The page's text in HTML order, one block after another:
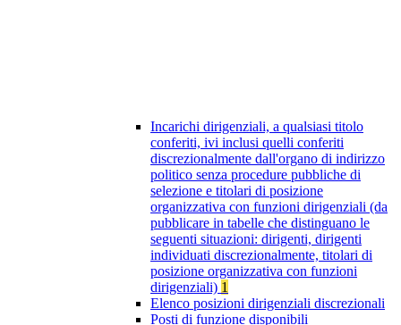
Incarichi dirigenziali, a qualsiasi titolo
conferiti, ivi inclusi quelli conferiti
discrezionalmente dall'organo di indirizzo
politico senza procedure pubbliche di
selezione e titolari di posizione
organizzativa con funzioni dirigenziali (da
pubblicare in tabelle che distinguano le
seguenti situazioni: dirigenti, dirigenti
individuati discrezionalmente, titolari di
posizione organizzativa con funzioni
dirigenziali) 1
Elenco posizioni dirigenziali discrezionali
Posti di funzione disponibili